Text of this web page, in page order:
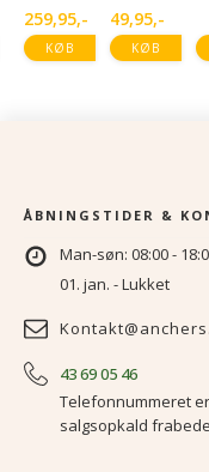
KØB
259,95,-
KØB
49,95,-
ÅBNINGSTIDER &
Man-søn: 08:00 -
01. jan. - Lukket
43 69 05 46
Telefonnummeret
salgsopkald